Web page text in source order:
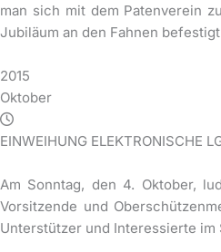
man sich mit dem Patenverein
Jubiläum an den Fahnen
2015
Oktober
EINWEIHUNG ELEKTRONISCHE
Am Sonntag, den 4. Oktober,
Vorsitzende und
Unterstützer und Interessierte im